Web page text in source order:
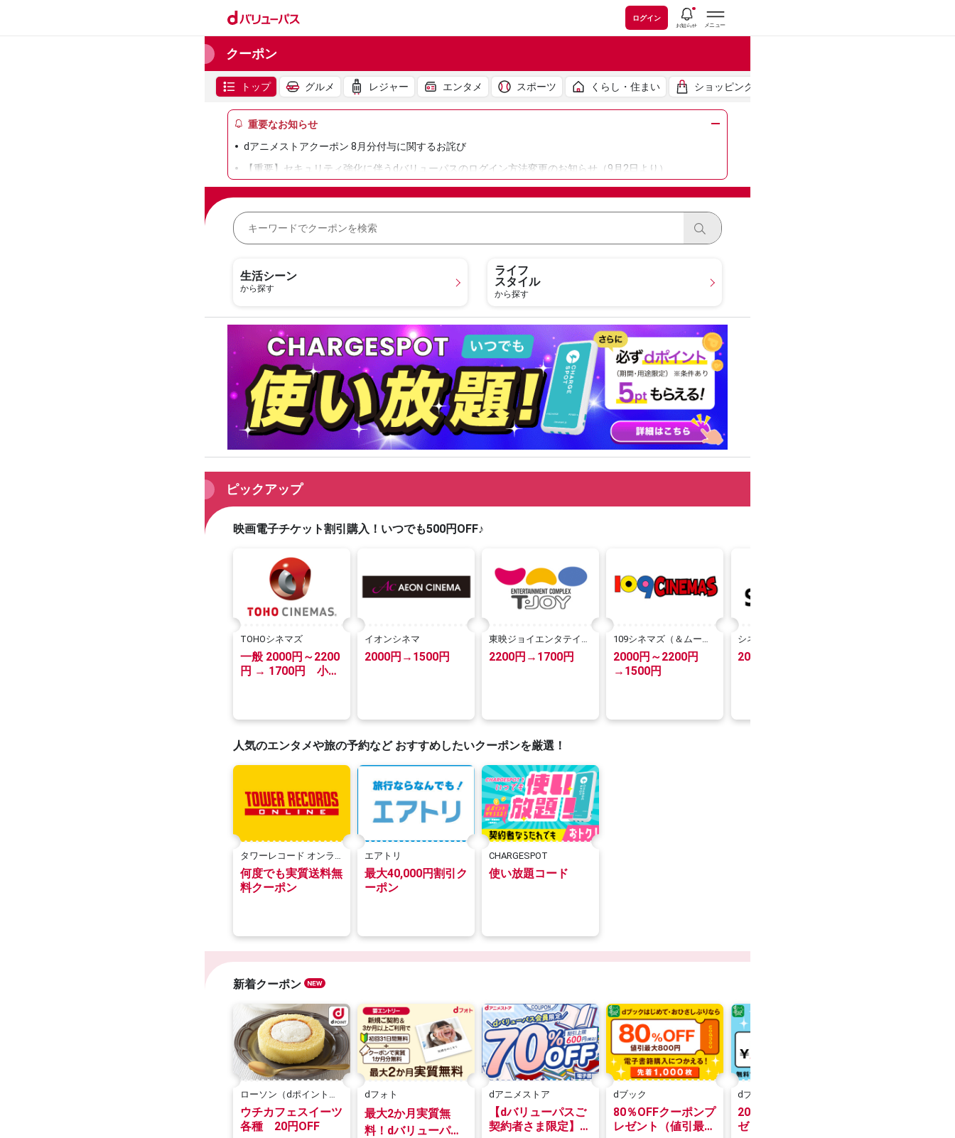
ログイン
クーポン
トップ グルメ レジャー エンタメ スポーツ くらし・住まい ショッピング
重要なお知らせ
dアニメストアクーポン 8月分付与に関するお詫び
【重要】セキュリティ強化に伴うdバリューパスのログイン方法変更のお知らせ（9月2日より）
【重要】「dバリューパス」の「マチキャラ」「しゃべってキャラ」機能の提供終了のお知らせ
らくらくスマートフォンなどの一部端末でクーポン画面が正しく表示されない事象について
生活シーン
から探す
ライフ
スタイル
から探す
ピックアップ
映画電子チケット割引購入！いつでも500円OFF♪
TOHOシネマズ
一般 2000円～2200
円 → 1700円 小人
イオンシネマ
2000円→1500円
東映ジョイエンタテイン
メント運営劇場
2200円→1700円
109シネマズ（＆ムービ
ル）
2000円～2200円
→1500円
シネマサンシャイン/デ
ィノスシネマズ
2000円→1400円
人気のエンタメや旅の予約など おすすめしたいクーポンを厳選！
タワーレコード オンラ
イン
何度でも実質送料無
料クーポン
エアトリ
最大40,000円割引ク
ーポン
CHARGESPOT
使い放題コード
新着クーポン
ローソン（dポイントク
ラブクーポン）
ウチカフェスイーツ
各種 20円OFF
dフォト
最大2か月実質無
料！dバリューパス
dアニメストア
【dバリューパスご
契約者さま限定】
dブック
80％OFFクーポンプ
レゼント（値引最大
dブック
200円クーポンプレ
ゼント【先着3,000